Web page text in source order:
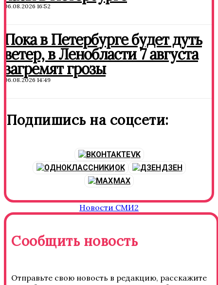
06.08.2026 16:52
Пока в Петербурге будет дуть
ветер, в Ленобласти 7 августа
загремят грозы
06.08.2026 14:49
Подпишись на соцсети:
VK
OK
ДЗЕН
MAX
Новости СМИ2
Сообщить новость
Отправьте свою новость в редакцию, расскажите